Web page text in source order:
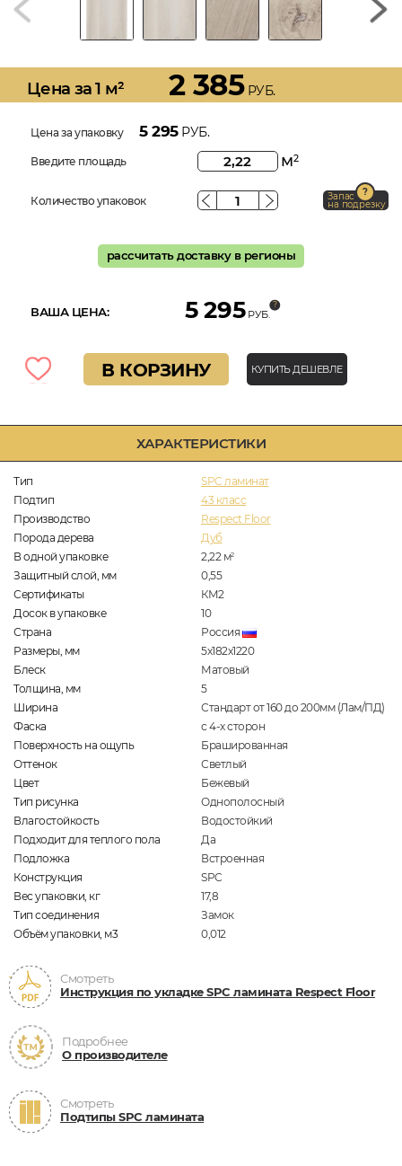
ХАРАКТЕРИСТИКИ
Тип
SPC ламинат
Подтип
43 класс
Производство
Respect Floor
Порода дерева
Дуб
В одной упаковке
2,22 м2
Защитный слой, мм
0,55
Сертификаты
КМ2
Досок в упаковке
10
Страна
Россия
Размеры, мм
5х182х1220
Блеск
Матовый
Толщина, мм
5
Ширина
Стандарт от 160 до 200мм (Лам/ПД)
Фаска
с 4-х сторон
Поверхность на ощупь
Брашированная
Оттенок
Светлый
Цвет
Бежевый
Тип рисунка
Однополосный
Влагостойкость
Водостойкий
Подходит для теплого пола
Да
Подложка
Встроенная
Конструкция
SPC
Вес упаковки, кг
17,8
Тип соединения
Замок
Объём упаковки, м3
0,012
Смотреть
Инструкция по укладке SPC ламината Respect Floor
Подробнее
О производителе
Смотреть
Подтипы SPC ламината
Цена за 1 м² 2 385РУБ.
Цена за упаковку 5 295РУБ.
Введите площадь м2
Количество упаковок Запас
на подрезку
рассчитать доставку в регионы
ВАША ЦЕНА: 5 295 РУБ.
В КОРЗИНУ КУПИТЬ ДЕШЕВЛЕ